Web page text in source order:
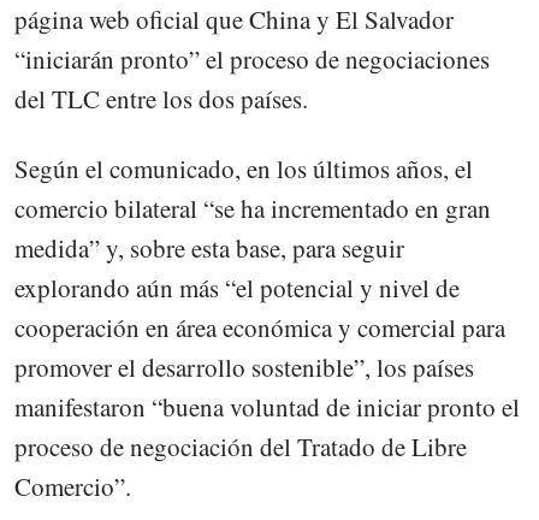
página web oficial que China y El Salvador
“iniciarán pronto” el proceso de negociaciones
del TLC entre los dos países.
Según el comunicado, en los últimos años, el
comercio bilateral “se ha incrementado en gran
medida” y, sobre esta base, para seguir
explorando aún más “el potencial y nivel de
cooperación en área económica y comercial para
promover el desarrollo sostenible”, los países
manifestaron “buena voluntad de iniciar pronto el
proceso de negociación del Tratado de Libre
Comercio”.